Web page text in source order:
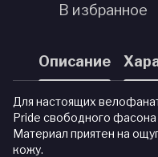
В избранное
Описание
Для настоящих
Pride свободного
Материал приятен на
кожу.